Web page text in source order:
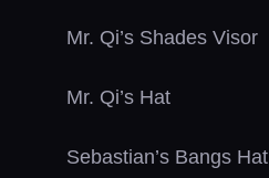
Mr. Qi’s Shades Visor
Mr. Qi’s Hat
Sebastian’s Bangs Hat